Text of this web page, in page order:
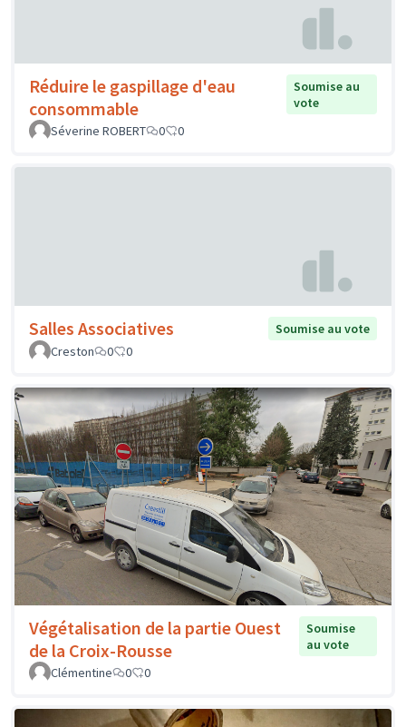
Réduire le gaspillage d'eau
consommable
Soumise au
vote
Séverine ROBERT
0 0
Salles Associatives
Soumise au vote
Creston
0 0
Végétalisation de la partie Ouest
de la Croix-Rousse
Soumise
au vote
Clémentine
0 0